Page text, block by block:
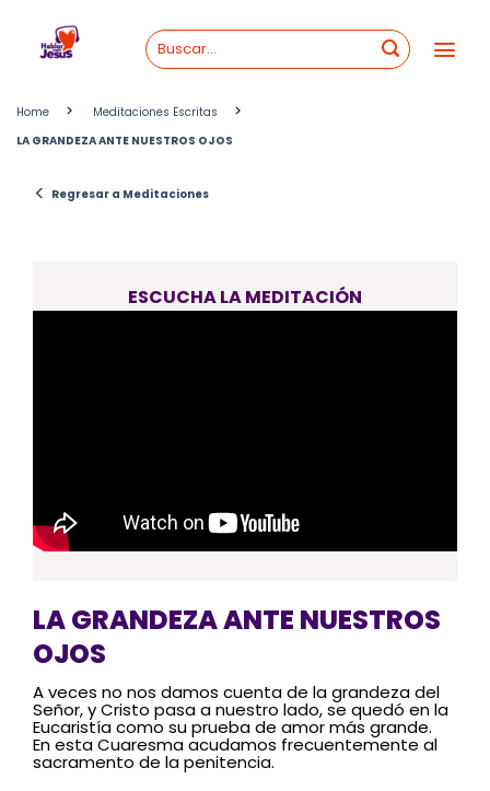
content
Home > Meditaciones Escritas >
LA GRANDEZA ANTE NUESTROS OJOS
< Regresar a Meditaciones
ESCUCHA LA MEDITACIÓN
LA GRANDEZA ANTE NUESTROS
OJOS
A veces no nos damos cuenta de la grandeza del
Señor, y Cristo pasa a nuestro lado, se quedó en la
Eucaristía como su prueba de amor más grande.
En esta Cuaresma acudamos frecuentemente al
sacramento de la penitencia.